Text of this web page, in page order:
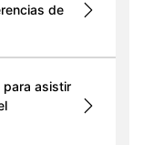
de
para asistir